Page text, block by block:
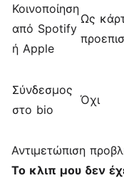
Κοινοποίηση
από Spotify
ή Apple
Ως
Σύνδεσμος
στο bio
Όχι
Αντιμετώπιση
Το κλιπ μου δεν